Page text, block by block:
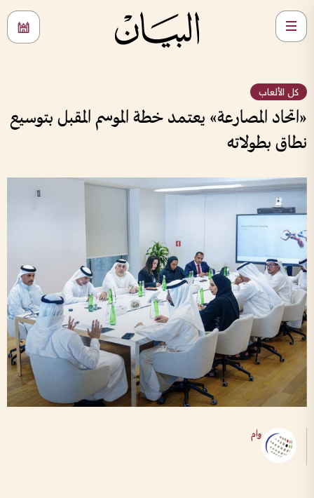
كل الألعاب
«اتحاد المصارعة» يعتمد خطة الموسم المقبل بتوسيع
نطاق بطولاته
وام